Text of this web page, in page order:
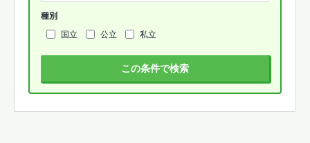
種別
国立
公立 私立
この条件で検索